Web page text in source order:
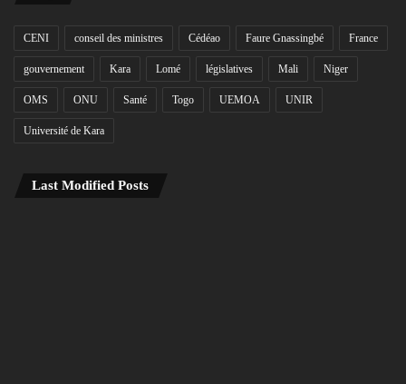
CENI conseil des ministres Cédéao Faure Gnassingbé France
gouvernement Kara Lomé législatives Mali Niger
OMS ONU Santé Togo UEMOA UNIR
Université de Kara
Last Modified Posts